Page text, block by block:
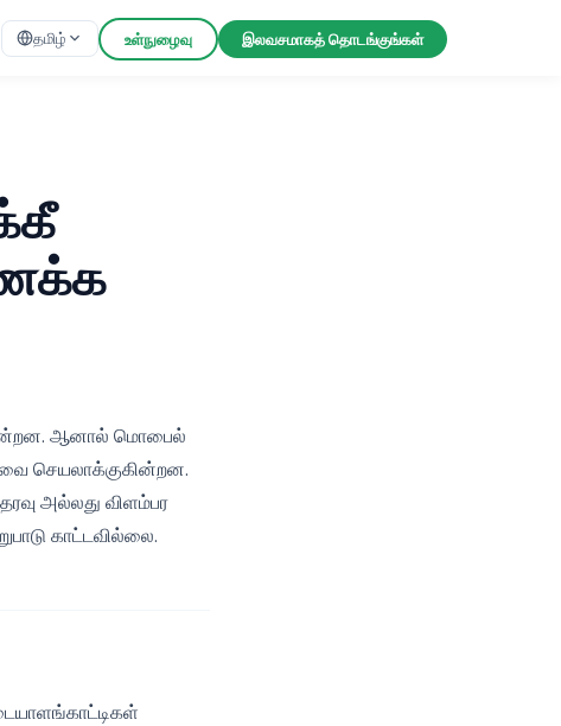
தமிழ் உள்நுழைவு இலவசமாகத் தொடங்குங்கள்
ஆனால் மொபைல்
செயலாக்குகின்றன.
அல்லது விளம்பர
காட்டவில்லை.